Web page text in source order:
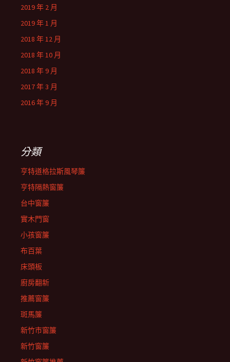
2019 年 2 月
2019 年 1 月
2018 年 12 月
2018 年 10 月
2018 年 9 月
2017 年 3 月
2016 年 9 月
分類
亨特道格拉斯風琴簾
亨特隔熱窗簾
台中窗簾
實木門窗
小孩窗簾
布百葉
床頭板
廚房翻新
推薦窗簾
斑馬簾
新竹市窗簾
新竹窗簾